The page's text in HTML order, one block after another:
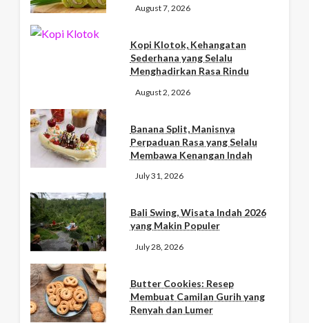
August 7, 2026
Kopi Klotok, Kehangatan
Sederhana yang Selalu
Menghadirkan Rasa Rindu
August 2, 2026
Banana Split, Manisnya
Perpaduan Rasa yang Selalu
Membawa Kenangan Indah
July 31, 2026
Bali Swing, Wisata Indah 2026
yang Makin Populer
July 28, 2026
Butter Cookies: Resep
Membuat Camilan Gurih yang
Renyah dan Lumer